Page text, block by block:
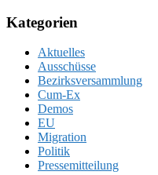
Kategorien
Aktuelles
Ausschüsse
Bezirksversammlung
Cum-Ex
Demos
EU
Migration
Politik
Pressemitteilung